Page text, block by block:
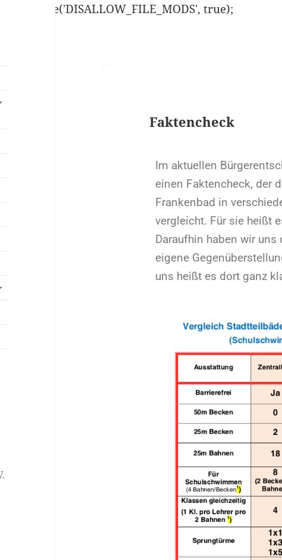
define('DISALLOW_FILE_MODS', true);
Faktencheck
Im aktuellen
einen Faktencheck, der
Frankenbad in
vergleicht. Für sie heißt
Daraufhin haben wir
eigene
uns heißt es dort ganz